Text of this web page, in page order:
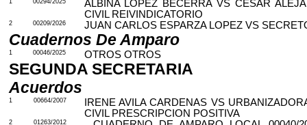
ALBINA LOPEZ BECERRA VS CESAR
CIVIL REIVINDICATORIO
2 00209/2026 JUAN CARLOS ESPARZA LOPEZ VS
Cuadernos De Amparo
1 00046/2025 OTROS OTROS
SEGUNDA SECRETARIA
Acuerdos
1 00664/2007
IRENE AVILA CARDENAS VS
CIVIL PRESCRIPCION POSITIVA
2 01263/2012